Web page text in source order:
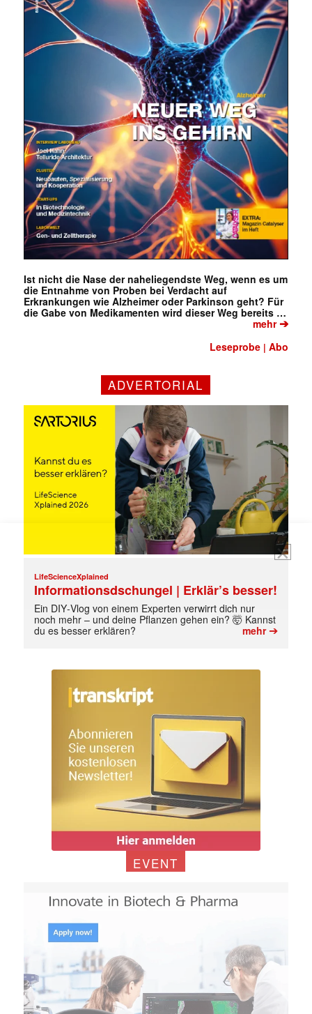
Mit dem |transkript-Newsletter
jede Woche aktuell informiert.
E-
Ist nicht die Nase der naheliegendste Weg, wenn es um
die Entnahme von Proben bei Verdacht auf
Erkrankungen wie Alzheimer oder Parkinson geht? Für
die Gabe von Medikamenten wird dieser Weg bereits …
mehr➔
Leseprobe |Abo
ADVERTORIAL
LifeScienceXplained
Informationsdschungel | Erklär’s besser!
Ein DIY‑Vlog von einem Experten verwirrt dich nur
noch mehr – und deine Pflanzen gehen ein? 🤯 Kannst
du es besser erklären?
mehr➔
EVENT